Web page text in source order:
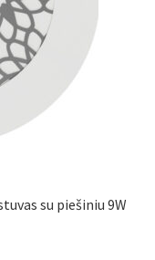
su piešiniu 9W